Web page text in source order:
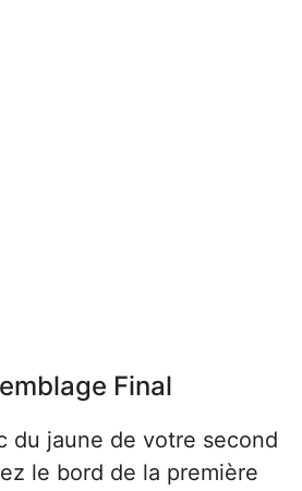
Final
du jaune de votre second
le bord de la première